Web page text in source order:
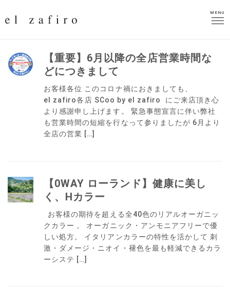
MENU
MENU
【重要】6月以降の全店営業時間な
どにつきまして
お客様各位 このコロナ禍におきましても、
el zafiro各店 SCoo by el zafiro にご来店頂き心
より感謝申し上げます。 緊急事態宣言に伴い弊社
も営業時間の短縮を行なって参りましたが 6月より
全店の営業 […]
【0WAY ローランド】健康に美し
く、Hカラー
お客様の期待を超える全40色のリアルオーガニッ
クカラー 。 オーガニック・アンモニアフリーで優
しい処方。 イタリアンカラーの特性を活かして 刺
激・ダメージ・ニオイ・褪色を最も軽減できるカラ
ーシステ […]